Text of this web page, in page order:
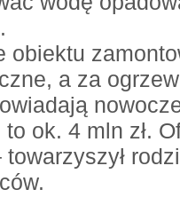
obiektu
a za
ok. 4 mln zł.